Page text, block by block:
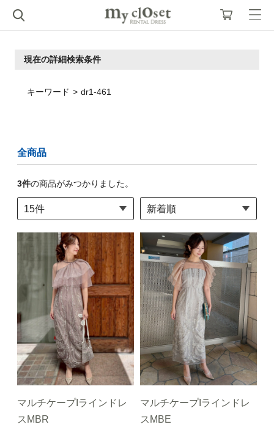
現在の詳細検索条件
キーワード dr1-461
全商品
3件の商品がみつかりました。
マルチケープIラインドレ
スMBR
マルチケープIラインドレ
スMBE